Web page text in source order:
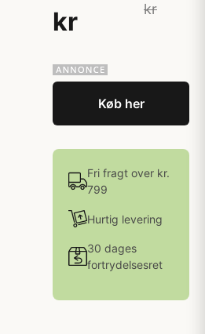
kr
kr
Køb her
Fri fragt over kr.
799
Hurtig levering
30 dages
fortrydelsesret